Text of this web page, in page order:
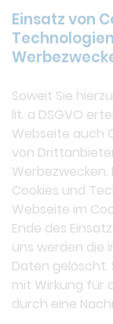
Einsatz von
Soweit Sie
lit. a DSGVO
Webseite auch
von
Cookies und
Webseite im
Ende des
uns werden die
Daten gelöscht.
mit Wirkung für
durch eine